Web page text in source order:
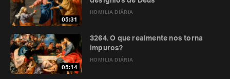
05:31
HOMILIA DIÁRIA
05:14
HOMILIA DIÁRIA
3264. O que realmente nos torna
impuros?